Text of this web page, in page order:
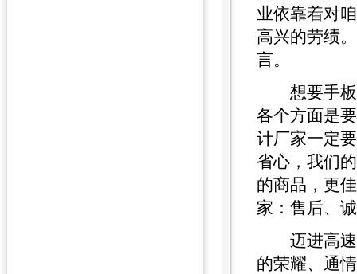
业依靠着对
高兴的劳绩
言。
想要手板
各个方面是
计厂家一定
省心，我们
的商品，更
家：售后、
迈进高速
的荣耀、通